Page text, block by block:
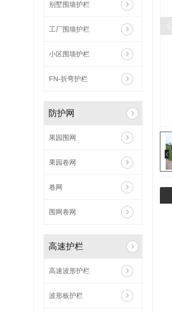
别墅围墙护栏
工厂围墙护栏
小区围墙护栏
FN-折弯护栏
防护网
果园围网
果园卷网
卷网
围网卷网
高速护栏
高速波形护栏
波形板护栏